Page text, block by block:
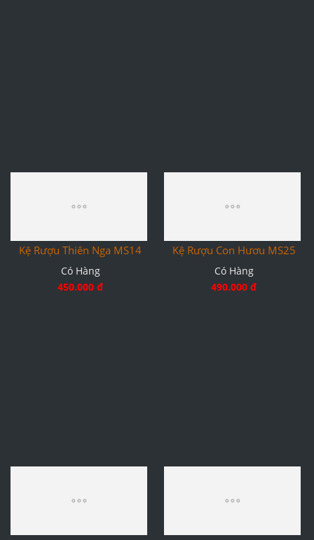
Kệ Rượu Thiên Nga MS14
Có Hàng
450.000 đ
Kệ Rượu Con Hươu MS25
Có Hàng
490.000 đ